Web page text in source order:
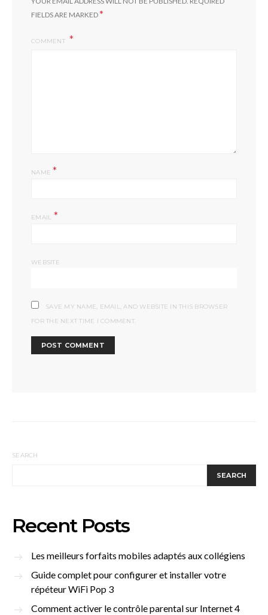
FIELDS ARE MARKED*
COMMENT
NAME *
EMAIL *
WEBSITE
SAVE MY NAME, EMAIL, AND WEBSITE IN THIS BROWSER
FOR THE NEXT TIME I COMMENT.
SEARCH
SEARCH
Recent Posts
Les meilleurs forfaits mobiles adaptés aux collégiens
Guide complet pour configurer et installer votre
répéteur WiFi Pop 3
Comment activer le contrôle parental sur Internet 4